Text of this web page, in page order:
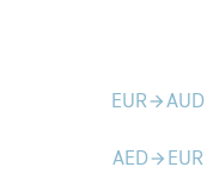
EURarrow_forwardAUD
AEDarrow_forward EUR